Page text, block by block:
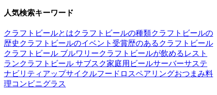
人気検索キーワード
クラフトビールとはクラフトビールの種類クラフトビールの
歴史 クラフトビールのイベント 受賞歴のあるクラフトビール
クラフトビール ブルワリークラフトビールが飲めるレスト
ランクラフトビール サブスク家庭用ビールサーバーサステ
ナビリティ アップサイクルフードロスペアリングおつまみ料
理コンビニグラス